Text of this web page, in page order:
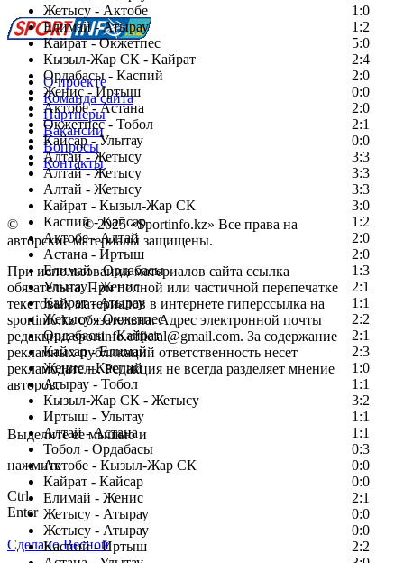
Жетысу - Актобе
1:0
Елимай - Атырау
1:2
Кайрат - Окжетпес
5:0
Кызыл-Жар СК - Кайрат
2:4
Ордабасы - Каспий
2:0
Женис - Иртыш
0:0
Актобе - Астана
2:0
Окжетпес - Тобол
2:1
Кайсар - Улытау
0:0
Алтай - Жетысу
3:3
Алтай - Жетысу
3:3
Алтай - Жетысу
3:3
Кайрат - Кызыл-Жар СК
3:0
Каспий - Кайсар
1:2
Актобе - Алтай
2:0
Астана - Иртыш
2:0
Елимай - Ордабасы
1:3
Улытау - Женис
2:1
Кайрат - Атырау
1:1
Жетысу - Окжетпес
2:2
Ордабасы - Кайрат
2:1
Кайсар - Елимай
2:3
Женис - Каспий
1:0
Атырау - Тобол
1:1
Кызыл-Жар СК - Жетысу
3:2
Иртыш - Улытау
1:1
Алтай - Астана
1:1
Тобол - Ордабасы
0:3
Актобе - Кызыл-Жар СК
0:0
Кайрат - Кайсар
0:0
Елимай - Женис
2:1
Жетысу - Атырау
0:0
Жетысу - Атырау
0:0
Каспий - Иртыш
2:2
О проекте
Команда сайта
Партнеры
Вакансии
Вопросы
Контакты
© Copyright© 2025 «Sportinfo.kz» Все права на
авторские материалы защищены.
При использовании материалов сайта ссылка
обязательна. При полной или частичной перепечатке
текстовых материалов в интернете гиперссылка на
sportinfo.kz обязательна. Адрес электронной почты
редакции: sportinfo.official@gmail.com. За содержание
рекламных публикаций ответственность несет
рекламодатель. Редакция не всегда разделяет мнение
авторов.
Заметили ошибку в тексте?
Выделите ее мышью и
нажмите
Ctrl
Enter
Сделано Весной